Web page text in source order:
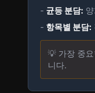
- 균등 분담:
- 항목별 분담:
💡 가장 중
니다.